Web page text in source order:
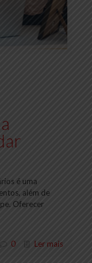
é uma
além de
Oferecer
0 Ler mais